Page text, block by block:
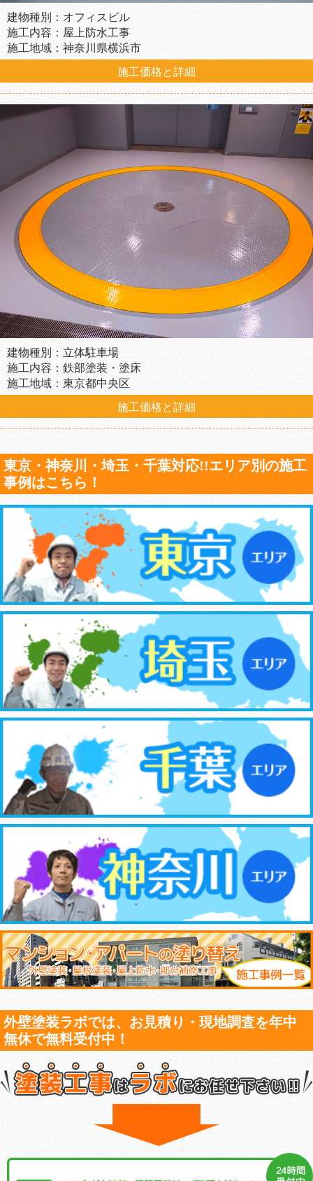
建物種別：オフィスビル
施工内容：屋上防水工事
施工地域：神奈川県横浜市
施工価格と詳細
建物種別：立体駐車場
施工内容：鉄部塗装・塗床
施工地域：東京都中央区
施工価格と詳細
東京・神奈川・埼玉・千葉対応!!エリア別の施工
事例はこちら！
外壁塗装ラボでは、お見積り・現地調査を年中
無休で無料受付中！